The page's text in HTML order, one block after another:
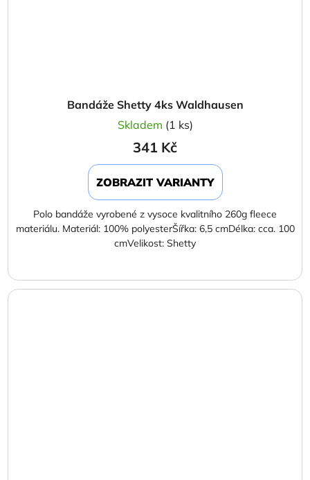
Bandáže Shetty 4ks Waldhausen
Skladem (1 ks)
341 Kč
ZOBRAZIT VARIANTY
Polo bandáže vyrobené z vysoce kvalitního 260g fleece
materiálu. Materiál: 100% polyesterŠířka: 6,5 cmDélka: cca. 100
cmVelikost: Shetty